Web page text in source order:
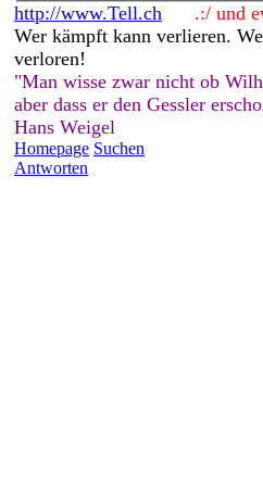
http://www.Tell.ch
.:/ und
Wer kämpft kann verlieren.
verloren!
"Man wisse zwar nicht ob
aber dass er den Gessler
Hans Weigel
Homepage Suchen
Antworten